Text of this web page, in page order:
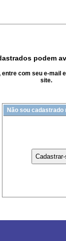
podem
com seu e-mail
site.
Não sou cadastrado